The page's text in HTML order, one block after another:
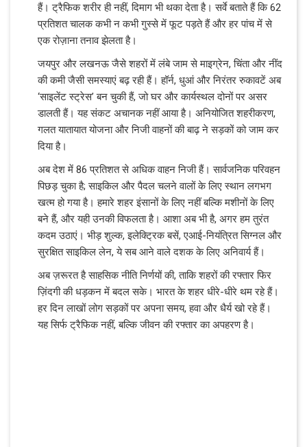
हैं। ट्रैफिक शरीर ही नहीं, दिमाग भी थका देता है। सर्वे बताते हैं कि 62
प्रतिशत चालक कभी न कभी गुस्से में फूट पड़ते हैं और हर पांच में से
एक रोज़ाना तनाव झेलता है।
जयपुर और लखनऊ जैसे शहरों में लंबे जाम से माइग्रेन, चिंता और नींद
की कमी जैसी समस्याएं बढ़ रही हैं। हॉर्न, धुआं और निरंतर रुकावटें अब
‘साइलेंट स्ट्रेस’ बन चुकी हैं, जो घर और कार्यस्थल दोनों पर असर
डालती हैं। यह संकट अचानक नहीं आया है। अनियोजित शहरीकरण,
गलत यातायात योजना और निजी वाहनों की बाढ़ ने सड़कों को जाम कर
दिया है।
अब देश में 86 प्रतिशत से अधिक वाहन निजी हैं। सार्वजनिक परिवहन
पिछड़ चुका है; साइकिल और पैदल चलने वालों के लिए स्थान लगभग
खत्म हो गया है। हमारे शहर इंसानों के लिए नहीं बल्कि मशीनों के लिए
बने हैं, और यही उनकी विफलता है। आशा अब भी है, अगर हम तुरंत
कदम उठाएं। भीड़ शुल्क, इलेक्ट्रिक बसें, एआई-नियंत्रित सिग्नल और
सुरक्षित साइकिल लेन, ये सब आने वाले दशक के लिए अनिवार्य हैं।
अब ज़रूरत है साहसिक नीति निर्णयों की, ताकि शहरों की रफ्तार फिर
ज़िंदगी की धड़कन में बदल सके। भारत के शहर धीरे-धीरे थम रहे हैं।
हर दिन लाखों लोग सड़कों पर अपना समय, हवा और धैर्य खो रहे हैं।
यह सिर्फ ट्रैफिक नहीं, बल्कि जीवन की रफ्तार का अपहरण है।